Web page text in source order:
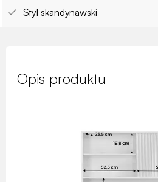
Styl skandynawski
Opis produktu